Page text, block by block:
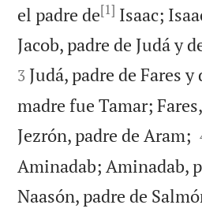
el padre de[1] Isaac;
Jacob, padre de Judá y
3 Judá, padre de Fares y
madre fue Tamar;
Jezrón, padre de Aram;
Aminadab; Aminadab,
Naasón, padre de